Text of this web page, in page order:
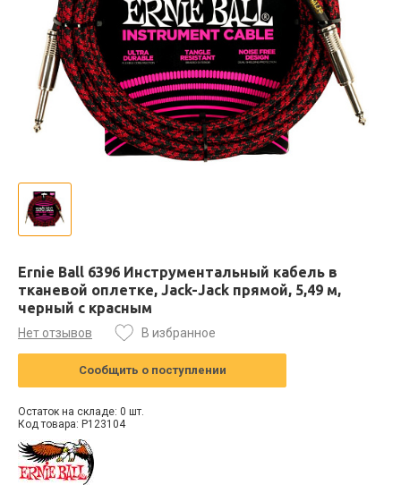
Ernie Ball 6396 Инструментальный кабель в
тканевой оплетке, Jack-Jack прямой, 5,49 м,
черный с красным
Нет отзывов В избранное
Сообщить о поступлении
Остаток на складе: 0 шт.
Код товара: P123104